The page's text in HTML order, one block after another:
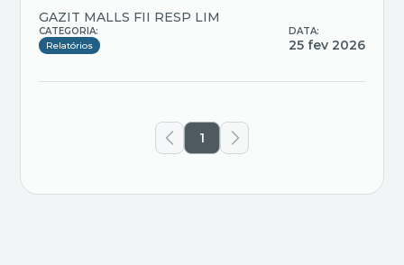
GAZIT MALLS FII RESP LIM
CATEGORIA:
Relatórios
DATA:
25 fev 2026
1